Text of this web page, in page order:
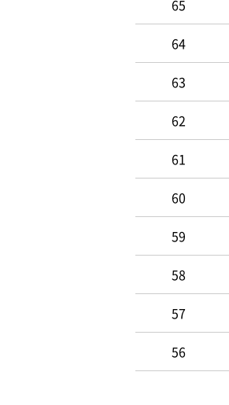
65
64
63
62
61
60
59
58
57
56